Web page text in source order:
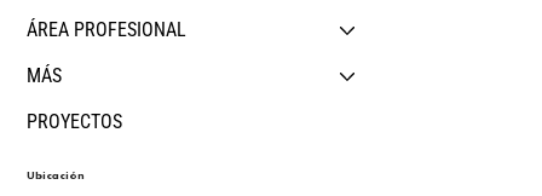
ÁREA PROFESIONAL
MÁS
PROYECTOS
Ubicación